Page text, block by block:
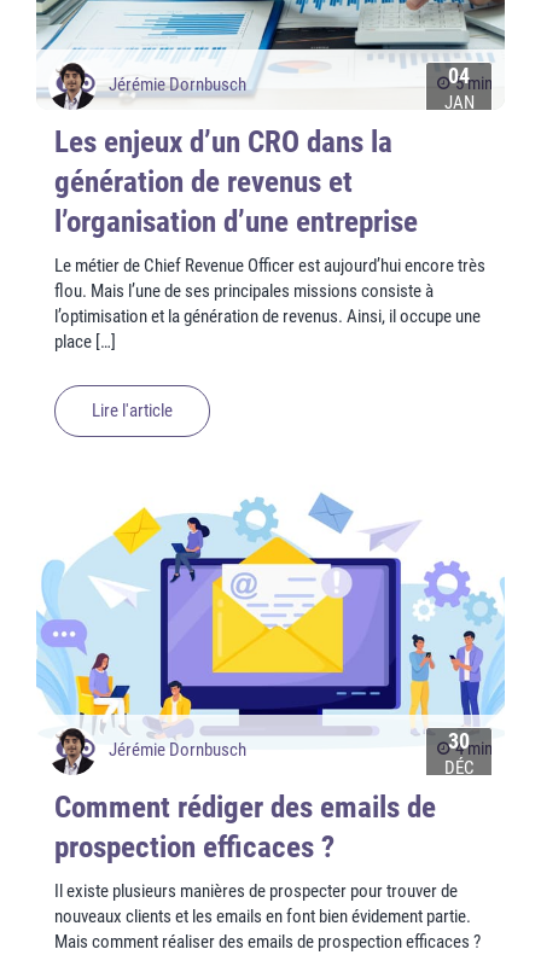
04
JAN
Jérémie Dornbusch 5 min
Les enjeux d’un CRO dans la
génération de revenus et
l’organisation d’une entreprise
Le métier de Chief Revenue Officer est aujourd’hui encore très
flou. Mais l’une de ses principales missions consiste à
l’optimisation et la génération de revenus. Ainsi, il occupe une
place […]
Lire l'article
30
DÉC
Jérémie Dornbusch 4 min
Comment rédiger des emails de
prospection efficaces ?
Il existe plusieurs manières de prospecter pour trouver de
nouveaux clients et les emails en font bien évidement partie.
Mais comment réaliser des emails de prospection efficaces ?